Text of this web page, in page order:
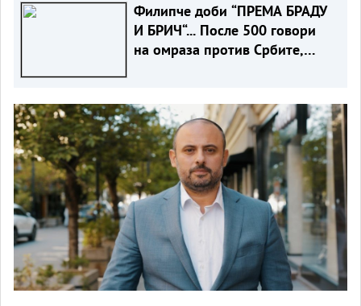
Филипче доби “ПРЕМА БРАДУ
И БРИЧ“... После 500 говори
на омраза против Србите,